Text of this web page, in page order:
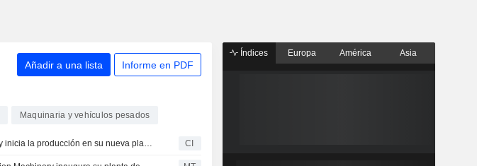
Añadir a una lista Informe en PDF
Maquinaria y vehículos pesados
XCMG Machinery inicia la producción en su nueva planta de maquinaria eléctrica en Indonesia CI
Índices Europa América Asia